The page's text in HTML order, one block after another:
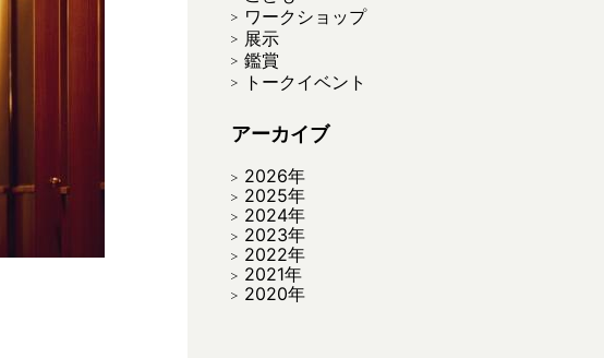
ワークショップ
展示
鑑賞
トークイベント
アーカイブ
2026年
2025年
2024年
2023年
2022年
2021年
2020年